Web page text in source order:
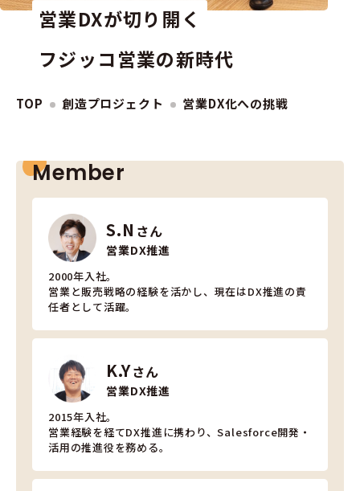
営業DXが切り開く
フジッコ営業の新時代
TOP 創造プロジェクト 営業DX化への挑戦
Member
S.N さん
営業DX推進
2000年入社。
営業と販売戦略の経験を活かし、現在はDX推進の責
任者として活躍。
K.Yさん
営業DX推進
2015年入社。
営業経験を経てDX推進に携わり、Salesforce開発・
活用の推進役を務める。